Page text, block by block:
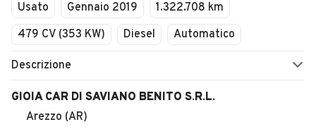
Usato Gennaio 2019
1.322.708 km
479 CV (353 KW)
Diesel Automatico
Descrizione
GIOIA CAR DI SAVIANO BENITO S.R.L.
Arezzo (AR)